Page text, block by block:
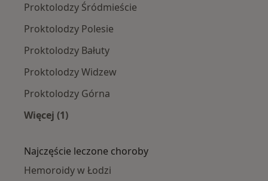
Proktolodzy Śródmieście
Proktolodzy Polesie
Proktolodzy Bałuty
Proktolodzy Widzew
Proktolodzy Górna
Więcej (1)
Najczęście leczone choroby
Hemoroidy w Łodzi